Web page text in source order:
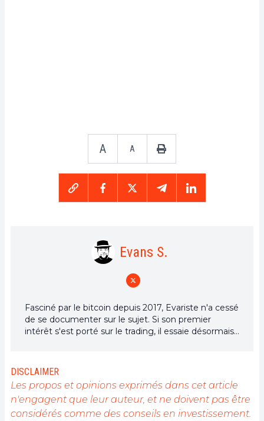
A A
Evans S.
Fasciné par le bitcoin depuis 2017, Evariste n'a cessé
de se documenter sur le sujet. Si son premier
intérêt s'est porté sur le trading, il essaie désormais
rédacteur, il aspire à fournir en permanence un
travail de haute qualité qui reflète l'état du secteur
dans son ensemble.
DISCLAIMER
Les propos et opinions exprimés dans cet article
n'engagent que leur auteur, et ne doivent pas être
considérés comme des conseils en investissement.